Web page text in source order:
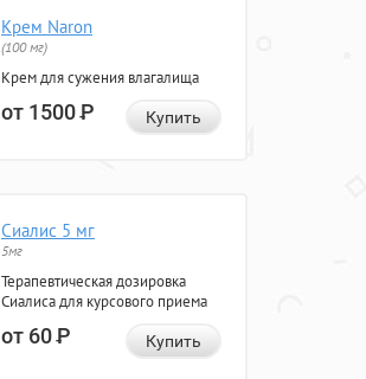
Крем Naron
(100 мг)
Крем для сужения влагалища
от 1500Р Купить
Сиалис 5 мг
5мг
Терапевтическая дозировка
Сиалиса для курсового приема
от 60Р Купить